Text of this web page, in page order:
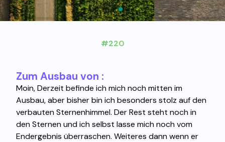
#220
Zum Ausbau von :
Moin, Derzeit befinde ich mich noch mitten im
Ausbau, aber bisher bin ich besonders stolz auf den
verbauten Sternenhimmel. Der Rest steht noch in
den Sternen und ich selbst lasse mich noch vom
Endergebnis überraschen. Weiteres dann wenn er